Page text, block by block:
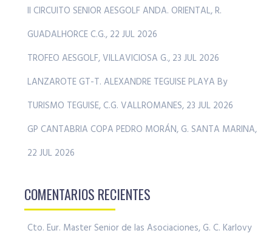
II CIRCUITO SENIOR AESGOLF ANDA. ORIENTAL, R.
GUADALHORCE C.G., 22 JUL 2026
TROFEO AESGOLF, VILLAVICIOSA G., 23 JUL 2026
LANZAROTE GT-T. ALEXANDRE TEGUISE PLAYA By
TURISMO TEGUISE, C.G. VALLROMANES, 23 JUL 2026
GP CANTABRIA COPA PEDRO MORÁN, G. SANTA MARINA,
22 JUL 2026
COMENTARIOS RECIENTES
Cto. Eur. Master Senior de las Asociaciones, G. C. Karlovy